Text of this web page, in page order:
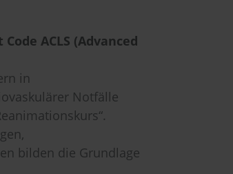
ACLS (Advanced
in
Notfälle
bilden die Grundlage